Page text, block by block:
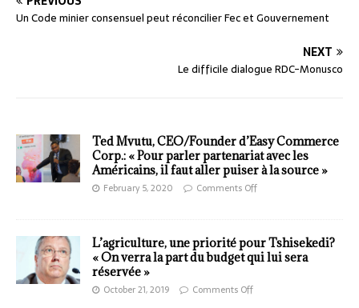
Un Code minier consensuel peut réconcilier Fec et Gouvernement
NEXT
Le difficile dialogue RDC-Monusco
Ted Mvutu, CEO/Founder d’Easy Commerce
Corp.: « Pour parler partenariat avec les
Américains, il faut aller puiser à la source »
February 5, 2020 Comments Off
L’agriculture, une priorité pour Tshisekedi?
« On verra la part du budget qui lui sera
réservée »
October 21, 2019 Comments Off